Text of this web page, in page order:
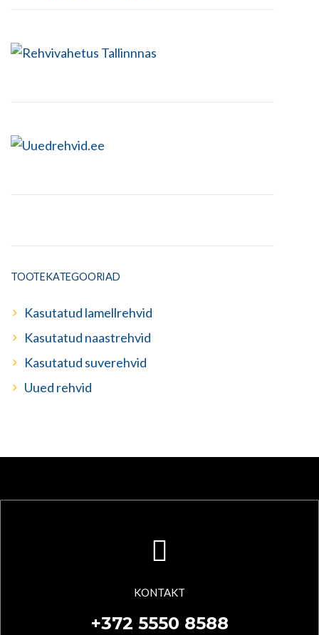
TOOTEKATEGOORIAD
Kasutatud lamellrehvid
Kasutatud naastrehvid
Kasutatud suverehvid
Uued rehvid
KONTAKT
+372 5550 8588